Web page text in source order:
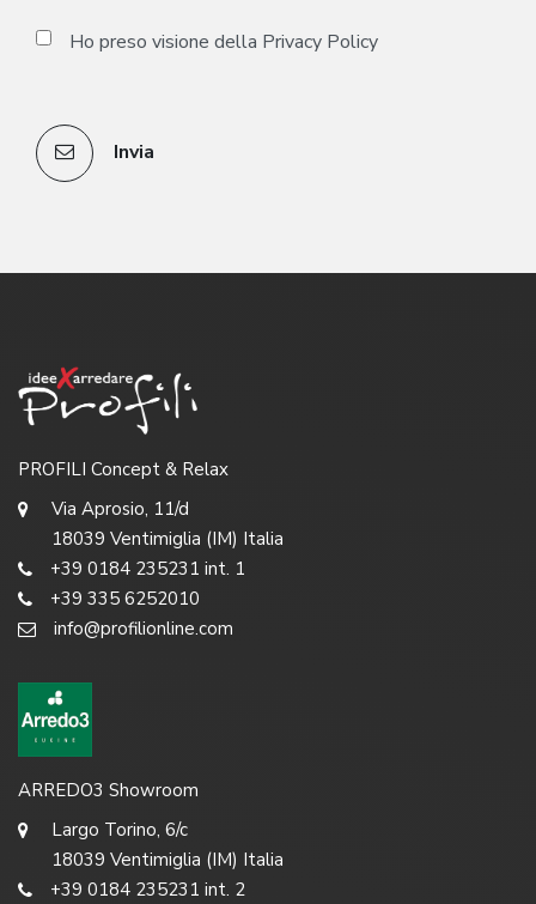
Ho preso visione della Privacy Policy
Invia
PROFILI Concept & Relax
Via Aprosio, 11/d
18039 Ventimiglia (IM) Italia
+39 0184 235231 int. 1
+39 335 6252010
info@profilionline.com
ARREDO3 Showroom
Largo Torino, 6/c
18039 Ventimiglia (IM) Italia
+39 0184 235231 int. 2